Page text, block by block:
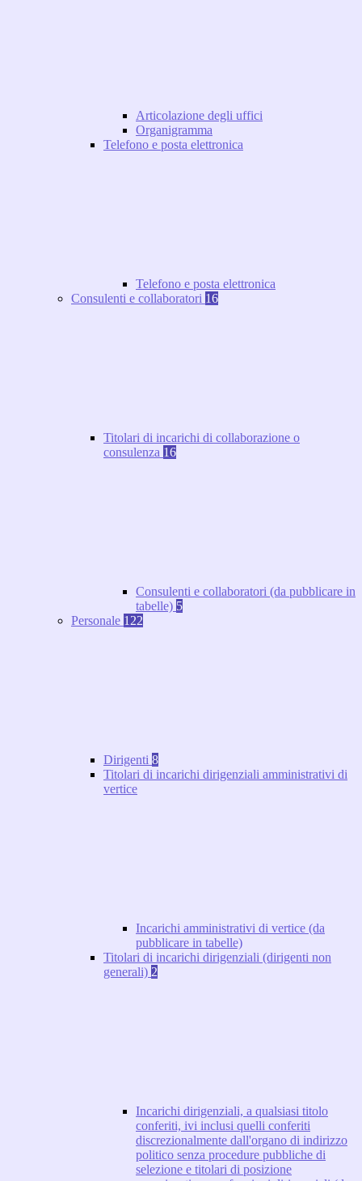
Articolazione degli uffici
Organigramma
Telefono e posta elettronica
Telefono e posta elettronica
Consulenti e collaboratori 16
Titolari di incarichi di collaborazione o
consulenza 16
Consulenti e collaboratori (da pubblicare in
tabelle) 5
Personale 122
Dirigenti 8
Titolari di incarichi dirigenziali amministrativi di
vertice
Incarichi amministrativi di vertice (da
pubblicare in tabelle)
Titolari di incarichi dirigenziali (dirigenti non
generali) 2
Incarichi dirigenziali, a qualsiasi titolo
conferiti, ivi inclusi quelli conferiti
discrezionalmente dall'organo di indirizzo
politico senza procedure pubbliche di
selezione e titolari di posizione